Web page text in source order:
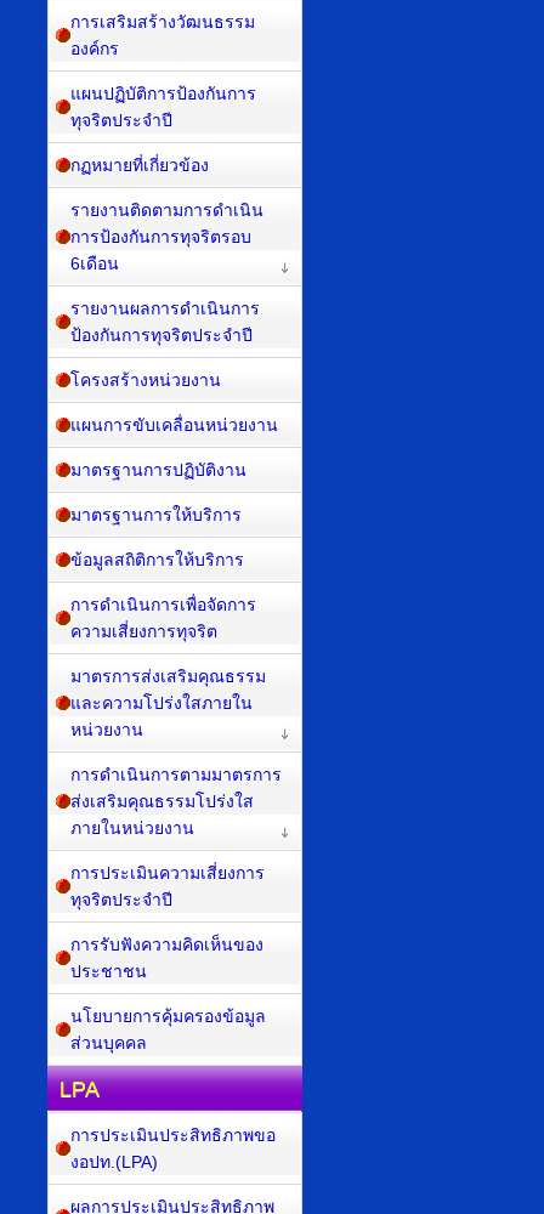
การเสริมสร้างวัฒนธรรม
องค์กร
แผนปฏิบัติการป้องกันการ
ทุจริตประจำปี
กฏหมายที่เกี่ยวข้อง
รายงานติดตามการดำเนิน
การป้องกันการทุจริตรอบ
6เดือน
รายงานผลการดำเนินการ
ป้องกันการทุจริตประจำปี
โครงสร้างหน่วยงาน
แผนการขับเคลื่อนหน่วยงาน
มาตรฐานการปฏิบัติงาน
มาตรฐานการให้บริการ
ข้อมูลสถิติการให้บริการ
การดำเนินการเพื่อจัดการ
ความเสี่ยงการทุจริต
มาตรการส่งเสริมคุณธรรม
และความโปร่งใสภายใน
หน่วยงาน
การดำเนินการตามมาตรการ
ส่งเสริมคุณธรรมโปร่งใส
ภายในหน่วยงาน
การประเมินความเสี่ยงการ
ทุจริตประจำปี
การรับฟังความคิดเห็นของ
ประชาชน
นโยบายการคุ้มครองข้อมูล
ส่วนบุคคล
LPA
การประเมินประสิทธิภาพขอ
งอปท.(LPA)
ผลการประเมินประสิทธิภาพ